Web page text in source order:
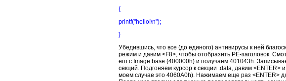
{
printf("hello!\n");
}
Убедившись, что все (до единого) антивирусы к ней
режим и давим <F8>, чтобы отобразить PE-заголовок.
его с Image base (400000h) и получаем 401043h.
секций. Подгоняем курсор к секции .data, давим <ENTER>
моем случае это 4060A0h). Нажимаем еще раз <ENTER>